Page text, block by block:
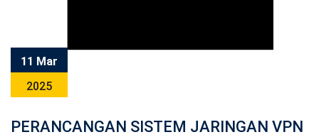
11 Mar
2025
PERANCANGAN SISTEM JARINGAN VPN